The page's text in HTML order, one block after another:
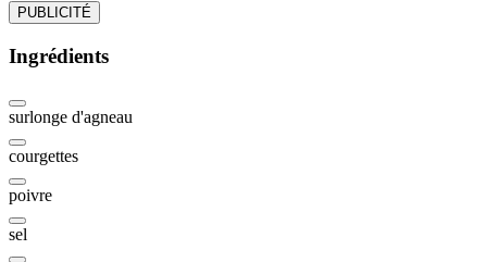
PUBLICITÉ
Ingrédients
surlonge d'agneau
courgettes
poivre
sel